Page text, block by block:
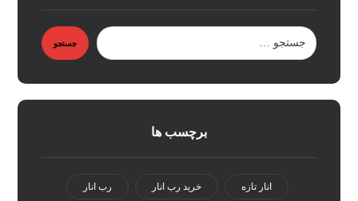
جستجو
برچسب ها
انار تازه خرید رب انار رب انار